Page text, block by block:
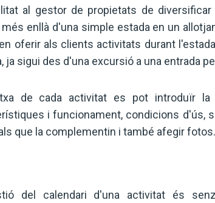
al gestor de propietats de
enllà d'una simple estada en un
oferir als clients activitats durant
ja sigui des d'una excursió a una entrada
de cada activitat es pot introduïr la
i funcionament, condicions d'ús,
que la complementin i també afegir fotos.
del calendari d'una activitat és